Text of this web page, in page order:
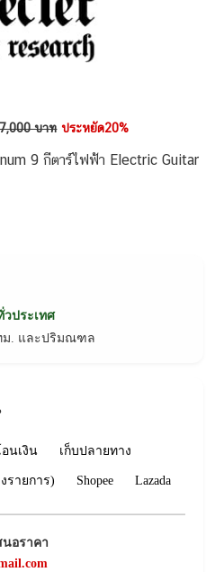
บาท ประหยัด20%
9 กีตาร์ไฟฟ้า Electric Guitar
วประเทศ
ม. และปริมณฑล
อนเงิน เก็บปลายทาง
รายการ) Shopee Lazada
นอราคา